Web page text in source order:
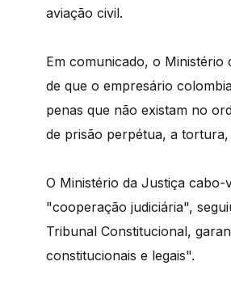
aviação civil.
Em comunicado, o Ministério
de que o empresário
penas que não existam no
de prisão perpétua, a
O Ministério da Justiça
"cooperação judiciária",
Tribunal Constitucional,
constitucionais e legais".